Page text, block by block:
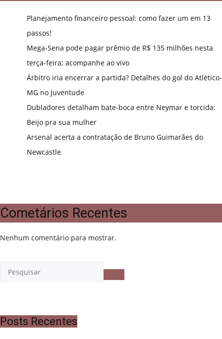
Planejamento financeiro pessoal: como fazer um em 13
passos!
Mega-Sena pode pagar prêmio de R$ 135 milhões nesta
terça-feira; acompanhe ao vivo
Árbitro iria encerrar a partida? Detalhes do gol do Atlético-
MG no Juventude
Dubladores detalham bate-boca entre Neymar e torcida:
Beijo pra sua mulher
Arsenal acerta a contratação de Bruno Guimarães do
Newcastle
Cometários Recentes
Nenhum comentário para mostrar.
Posts Recentes